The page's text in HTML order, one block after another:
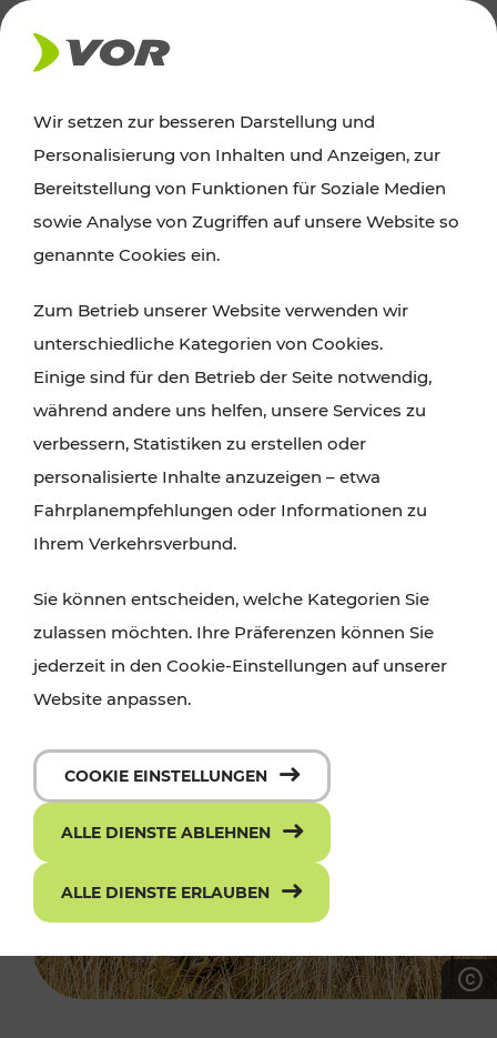
AKTUELLES
Ausflugstipps
Wien, Niederösterreich und das Burgenland
Wanderungen, Kultur und Gastronomie,
Radtouren oder purer Naturgenuss – viele
Attraktionen sind mit den Ticket- und Fahrplan-
Angeboten des VOR gut und schnell erreichbar.
Wir setzen zur besseren Darstellung und
Personalisierung von Inhalten und Anzeigen, zur
Bereitstellung von Funktionen für Soziale Medien
sowie Analyse von Zugriffen auf unsere Website so
genannte Cookies ein.
Zum Betrieb unserer Website verwenden wir
unterschiedliche Kategorien von Cookies.
Einige sind für den Betrieb der Seite notwendig,
während andere uns helfen, unsere Services zu
verbessern, Statistiken zu erstellen oder
personalisierte Inhalte anzuzeigen – etwa
Fahrplanempfehlungen oder Informationen zu
Ihrem Verkehrsverbund.
Sie können entscheiden, welche Kategorien Sie
zulassen möchten. Ihre Präferenzen können Sie
jederzeit in den Cookie-Einstellungen auf unserer
Website anpassen.
COOKIE EINSTELLUNGEN
ALLE DIENSTE ABLEHNEN
ALLE DIENSTE ERLAUBEN